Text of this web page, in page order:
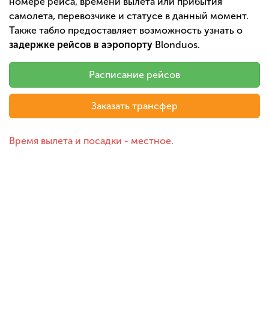
самолета, перевозчике и статусе в данный момент.
Также табло предоставляет возможность узнать о
задержке рейсов в аэропорту Blonduos.
Расписание рейсов
Заказать трансфер
Время вылета и посадки - местное.